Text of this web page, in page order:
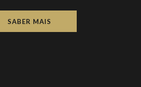
pelo Jornal "La Razón", por
SABER MAIS